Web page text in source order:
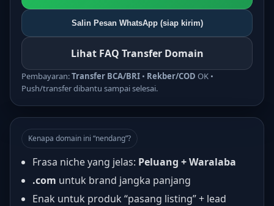
Salin Pesan WhatsApp (siap kirim)
Lihat FAQ Transfer Domain
Pembayaran:Transfer BCA/BRI • Rekber/COD OK •
Push/transfer dibantu sampai selesai.
Kenapa domain ini “nendang”?
Frasa niche yang jelas: Peluang + Waralaba
.com untuk brand jangka panjang
Enak untuk produk “pasang listing” + lead